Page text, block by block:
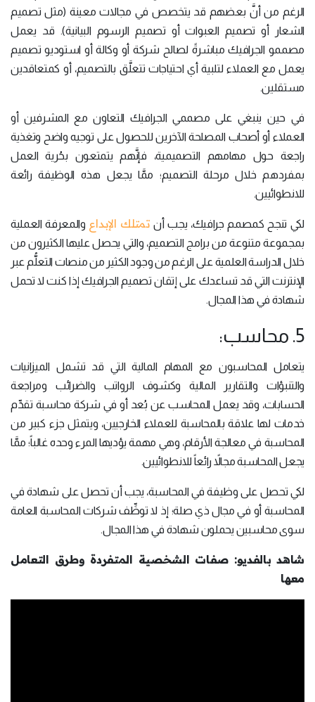
الرغم من أنَّ بعضهم قد يتخصص في مجالات معينة (مثل تصميم
الشعار أو تصميم العبوات أو تصميم الرسوم البيانية). قد يعمل
مصممو الجرافيك مباشرةً لصالح شركة أو وكالة أو استوديو تصميم
يعمل مع العملاء لتلبية أي احتياجات تتعلَّق بالتصميم، أو كمتعاقدين
مستقلين.
في حين ينبغي على مصممي الجرافيك التعاون مع المشرفين أو
العملاء أو أصحاب المصلحة الآخرين للحصول على توجيه واضح وتغذية
راجعة حول مهامهم التصميمية، فإنَّهم يتمتعون بحُرية العمل
بمفردهم خلال مرحلة التصميم؛ ممَّا يجعل هذه الوظيفة رائعة
للانطوائيين.
لكي تنجح كمصمم جرافيك، يجب أن تمتلك الإبداع والمعرفة العملية
بمجموعة متنوعة من برامج التصميم، والتي يحصل عليها الكثيرون من
خلال الدراسة العلمية على الرغم من وجود الكثير من منصات التعلُّم عبر
الإنترنت التي قد تساعدك على إتقان تصميم الجرافيك إذا كنت لا تحمل
شهادة في هذا المجال.
5. محاسب:
يتعامل المحاسبون مع المهام المالية التي قد تشمل الميزانيات
والتنبؤات والتقارير المالية وكشوف الرواتب والضرائب ومراجعة
الحسابات، وقد يعمل المحاسب عن بُعد أو في شركة محاسبة تقدِّم
خدمات لها علاقة بالمحاسبة للعملاء الخارجيين، ويتمثل جزء كبير من
المحاسبة في معالجة الأرقام، وهي مهمة يؤديها المرء وحده غالباً؛ ممَّا
يجعل المحاسبة مجالاً رائعاً للانطوائيين.
لكي تحصل على وظيفة في المحاسبة، يجب أن تحصل على شهادة في
المحاسبة أو في مجال ذي صلة؛ إذ لا توظِّف شركات المحاسبة العامة
سوى محاسبين يحملون شهادة في هذا المجال.
شاهد بالفديو: صفات الشخصية المتفردة وطرق التعامل
معها